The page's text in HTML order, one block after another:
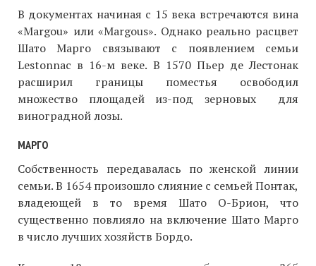
В документах начиная с 15 века встречаются вина
«Margou» или «Margous». Однако реально расцвет
Шато Марго связывают с появлением семьи
Lestonnac в 16-м веке. В 1570 Пьер де Лестонак
расширил границы поместья освободил
множество площадей из-под зерновых для
виноградной лозы.
МАРГО
Собственность передавалась по женской линии
семьи. В 1654 произошло слияние с семьей Понтак,
владеющей в то время Шато О-Брион, что
существенно повлияло на включение Шато Марго
в число лучших хозяйств Бордо.